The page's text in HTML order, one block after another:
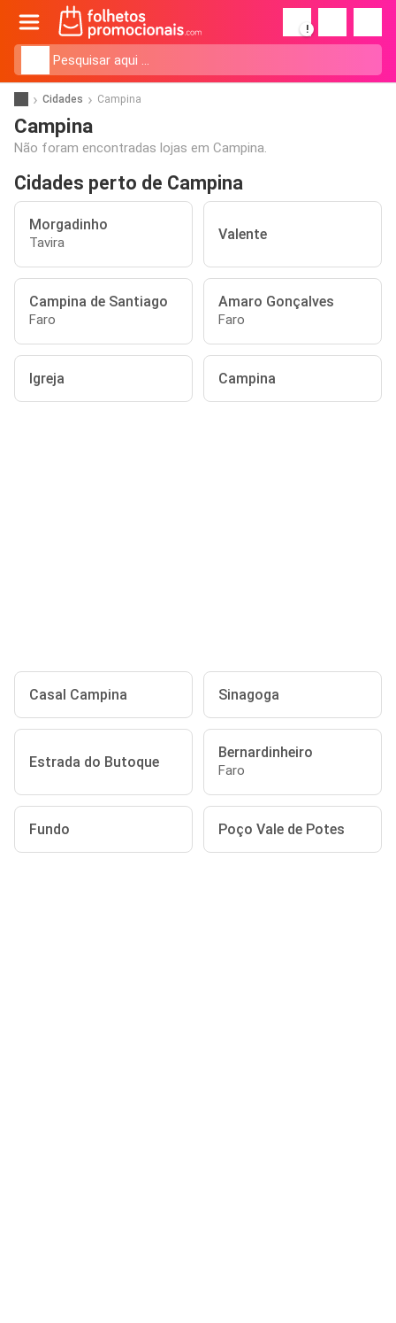
!
Cidades Campina
Campina
Não foram encontradas lojas em Campina.
Cidades perto de Campina
Morgadinho
Tavira Valente
Campina de Santiago
Faro
Amaro Gonçalves
Faro
Igreja Campina
Casal Campina Sinagoga
Estrada do Butoque
Bernardinheiro
Faro
Fundo Poço Vale de Potes